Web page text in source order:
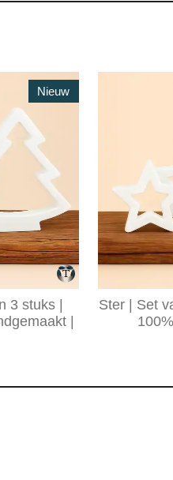
Nieuw
3 stuks |
|
Ster | Set